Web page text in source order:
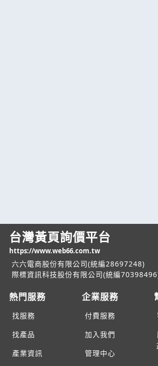
台灣黃頁詢價平台
https://www.web66.com.tw
六六電商股份有限公司(統編28697248)
際標資訊科技股份有限公司(統編
熱門服務
找服務
找產品
產業資訊
企業服務
付費服務
加入我們
管理中心